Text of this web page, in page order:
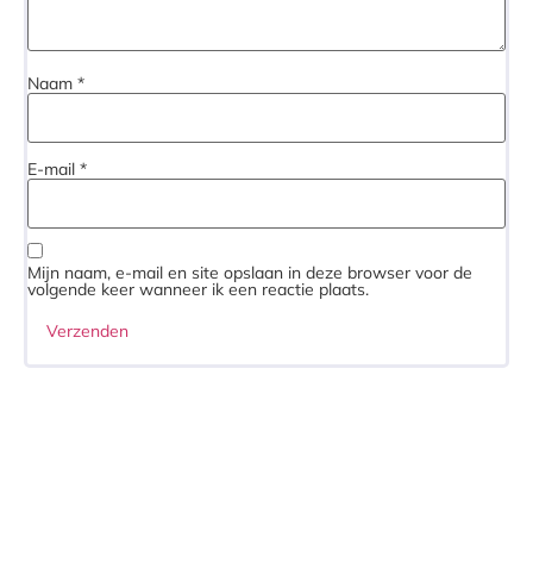
Naam *
E-mail *
Mijn naam, e-mail en site opslaan in deze browser voor de
volgende keer wanneer ik een reactie plaats.